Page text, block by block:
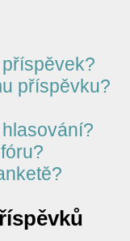
příspěvku?